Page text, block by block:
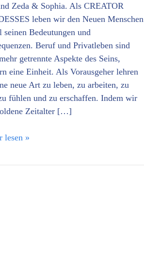
Zeda & Sophia. Als CREATOR
leben wir den Neuen Menschen
seinen Bedeutungen und
Beruf und Privatleben sind
getrennte Aspekte des Seins,
eine Einheit. Als Vorausgeher lehren
neue Art zu leben, zu arbeiten, zu
fühlen und zu erschaffen. Indem wir
Zeitalter […]
lesen »